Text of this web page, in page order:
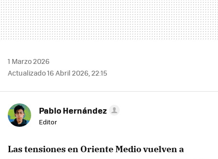
1 Marzo 2026
Actualizado 16 Abril 2026, 22:15
Pablo Hernández
Editor
Las tensiones en Oriente Medio vuelven a